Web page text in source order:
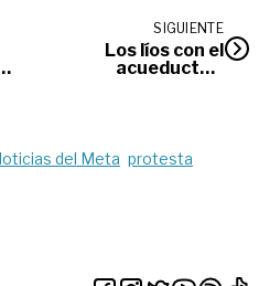
SIGUIENTE
Los líos con el
acueducto y
del Meta protesta